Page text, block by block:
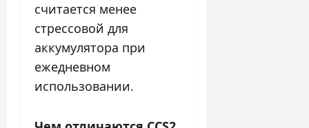
считается менее
стрессовой для
аккумулятора при
ежедневном
использовании.